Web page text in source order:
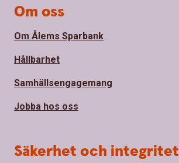
Om oss
Om Ålems Sparbank
Hållbarhet
Samhällsengagemang
Jobba hos oss
Säkerhet och integritet